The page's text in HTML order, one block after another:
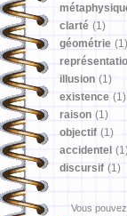
clarté (1)
géométrie (1)
illusion (1)
existence (1)
raison (1)
objectif (1)
accidentel
discursif (1)
Vous pouvez